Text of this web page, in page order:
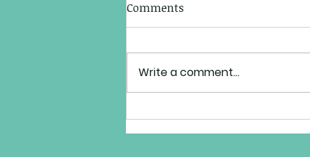
Gees, la canción que surgió
Comments
Write a comment...